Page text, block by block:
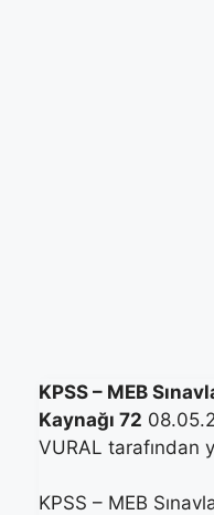
KPSS – MEB
Kaynağı 72
VURAL tarafından
KPSS – MEB